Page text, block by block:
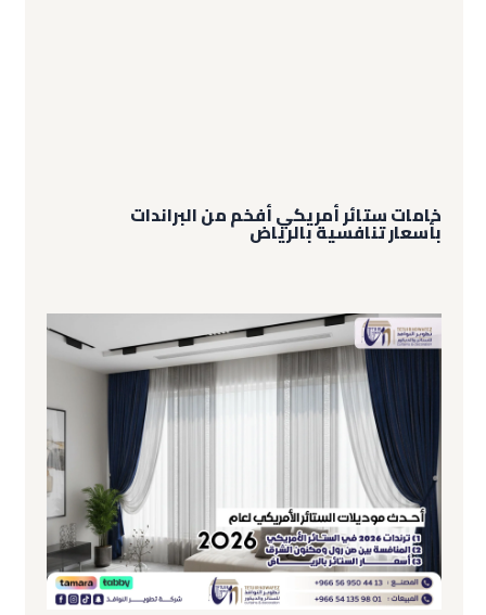
خامات ستائر أمريكي أفخم من البراندات
بأسعار تنافسية بالرياض